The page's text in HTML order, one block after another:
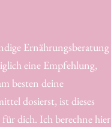
Ernährungsberatung
eine Empfehlung,
besten deine
dosierst, ist dieses
dich. Ich berechne hier